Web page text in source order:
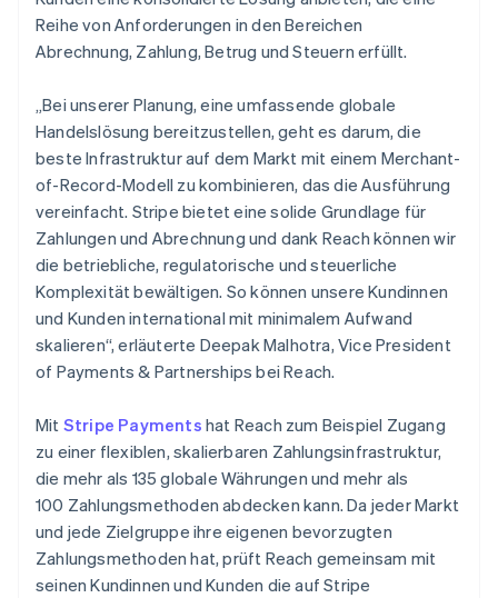
Reihe von Anforderungen in den Bereichen
Abrechnung, Zahlung, Betrug und Steuern erfüllt.
„Bei unserer Planung, eine umfassende globale
Handelslösung bereitzustellen, geht es darum, die
beste Infrastruktur auf dem Markt mit einem Merchant-
of-Record-Modell zu kombinieren, das die Ausführung
vereinfacht. Stripe bietet eine solide Grundlage für
Zahlungen und Abrechnung und dank Reach können wir
die betriebliche, regulatorische und steuerliche
Komplexität bewältigen. So können unsere Kundinnen
und Kunden international mit minimalem Aufwand
skalieren“, erläuterte Deepak Malhotra, Vice President
of Payments & Partnerships bei Reach.
Mit Stripe Payments hat Reach zum Beispiel Zugang
zu einer flexiblen, skalierbaren Zahlungsinfrastruktur,
die mehr als 135 globale Währungen und mehr als
100 Zahlungsmethoden abdecken kann. Da jeder Markt
und jede Zielgruppe ihre eigenen bevorzugten
Zahlungsmethoden hat, prüft Reach gemeinsam mit
seinen Kundinnen und Kunden die auf Stripe